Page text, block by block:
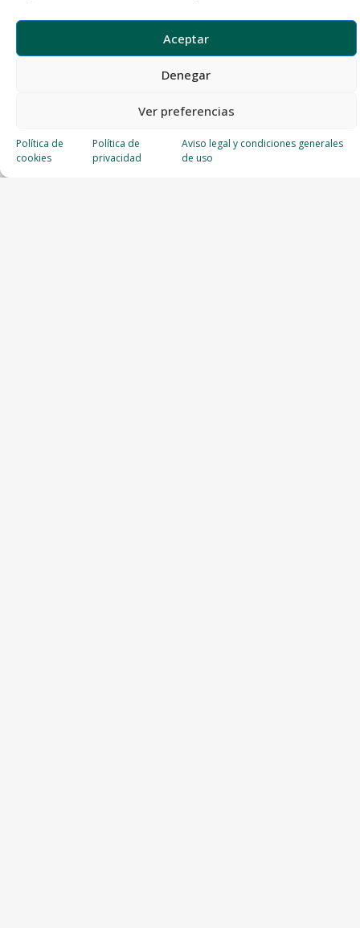
Aceptar
Denegar
Ver preferencias
Política de
cookies
Política de
privacidad
Aviso legal y condiciones generales
de uso